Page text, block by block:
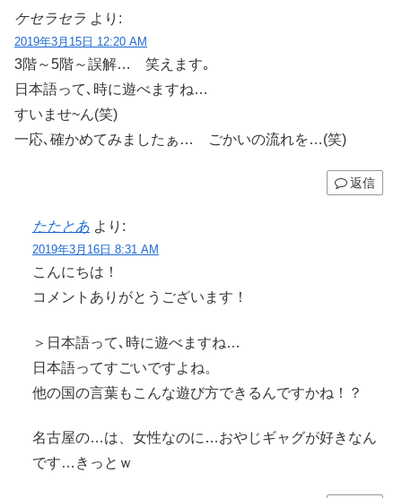
ケセラセラ より:
2019年3月15日 12:20 AM
3階～5階～誤解… 笑えます｡
日本語って､時に遊べますね…
すいませ~ん(笑)
一応､確かめてみましたぁ… ごかいの流れを…(笑)
返信
たたとあ より:
2019年3月16日 8:31 AM
こんにちは！
コメントありがとうございます！
＞日本語って､時に遊べますね…
日本語ってすごいですよね。
他の国の言葉もこんな遊び方できるんですかね！？
名古屋の…は、女性なのに…おやじギャグが好きなん
です…きっとｗ